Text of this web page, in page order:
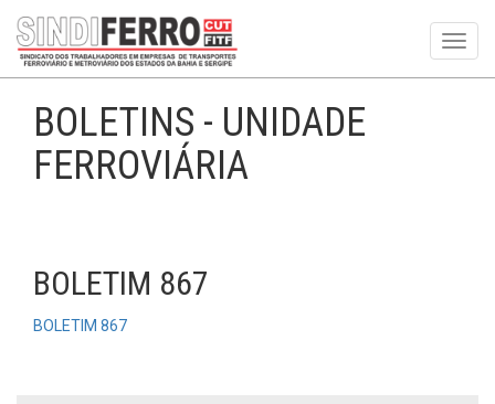
BOLETINS - UNIDADE
FERROVIÁRIA
BOLETIM 867
BOLETIM 867